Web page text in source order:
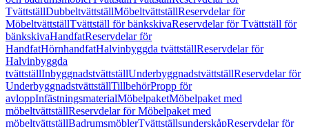
TvättställDubbeltvättställMöbeltvättställReservdelar för
MöbeltvättställTvättställ för bänkskivaReservdelar för Tvättställ för
bänkskivaHandfatReservdelar för
HandfatHörnhandfatHalvinbyggda tvättställReservdelar för
Halvinbyggda
tvättställInbyggnadstvättställUnderbyggnadstvättställReservdelar för
UnderbyggnadstvättställTillbehörPropp för
avloppInfästningsmaterialMöbelpaketMöbelpaket med
möbeltvättställReservdelar för Möbelpaket med
möbeltvättställBadrumsmöblerTvättställsunderskåpReservdelar för